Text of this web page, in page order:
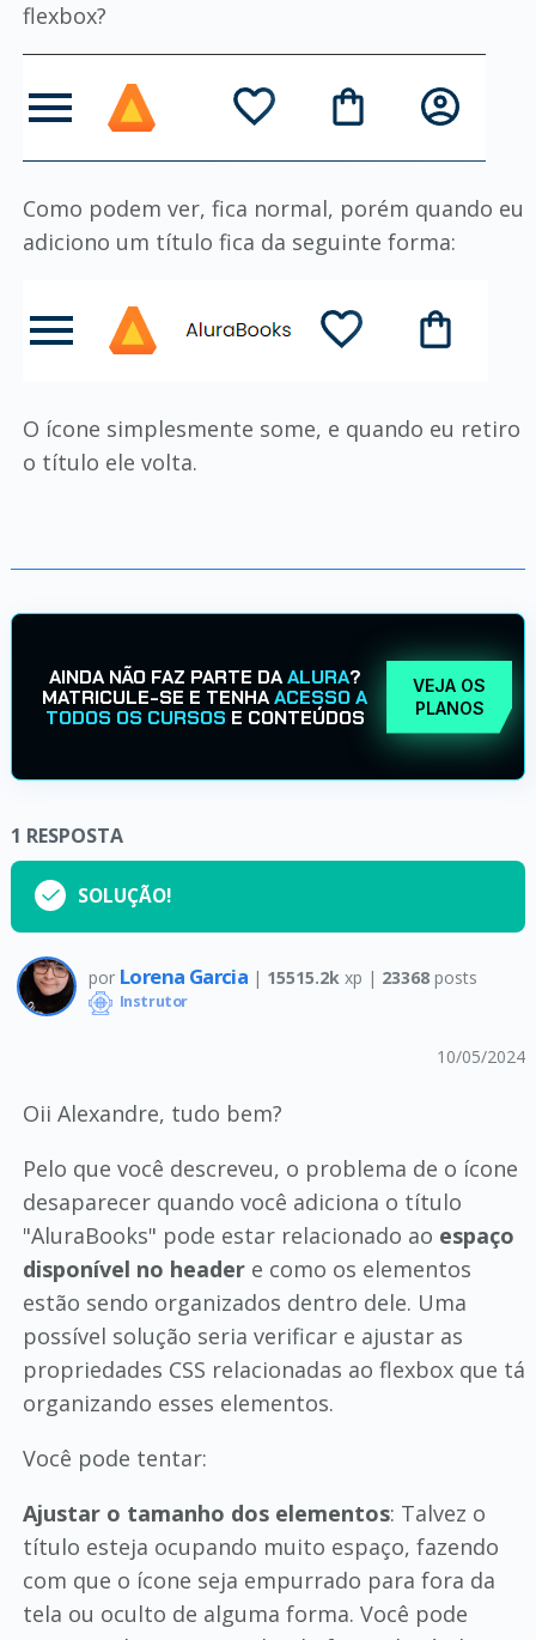
flexbox?
Como podem ver, fica normal, porém quando eu
adiciono um título fica da seguinte forma:
O ícone simplesmente some, e quando eu retiro
o título ele volta.
AINDA NÃO FAZ PARTE DAALURA?
MATRICULE-SE E TENHAACESSO A
TODOS OS CURSOS E CONTEÚDOS
VEJA OS
PLANOS
1 RESPOSTA
SOLUÇÃO!
por Lorena Garcia | 15515.2k xp | 23368posts
Instrutor
10/05/2024
Oii Alexandre, tudo bem?
Pelo que você descreveu, o problema de o ícone
desaparecer quando você adiciona o título
"AluraBooks" pode estar relacionado ao espaço
disponível no headere como os elementos
estão sendo organizados dentro dele. Uma
possível solução seria verificar e ajustar as
propriedades CSS relacionadas ao flexbox que tá
organizando esses elementos.
Você pode tentar:
Ajustar o tamanho dos elementos: Talvez o
título esteja ocupando muito espaço, fazendo
com que o ícone seja empurrado para fora da
tela ou oculto de alguma forma. Você pode